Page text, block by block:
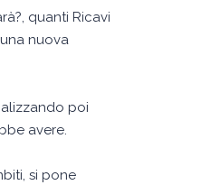
quanti Ricavi
nuova
poi
avere.
si pone